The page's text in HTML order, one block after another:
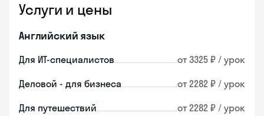
Услуги и цены
Английский язык
Для ИТ-специалистов от 3325 ₽ / урок
Деловой - для бизнеса от 2282 ₽ / урок
Для путешествий от 2282 ₽ / урок